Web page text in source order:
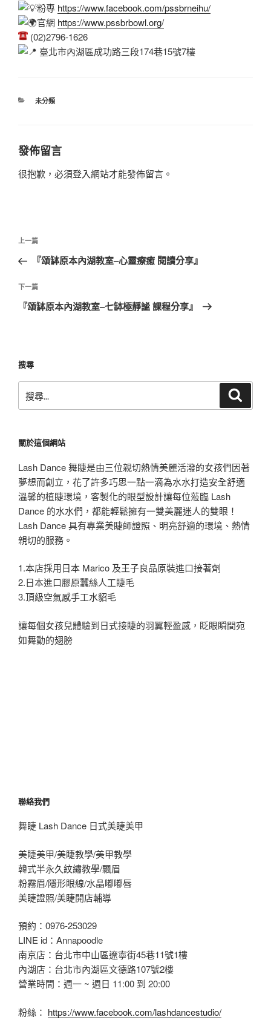
粉專 https://www.facebook.com/pssbrneihu/
官網 https://www.pssbrbowl.org/
(02)2796-1626
臺北市內湖區成功路三段174巷15號7樓
分
未分類
發佈留言
很抱歉，必須登入網站才能發佈留言。
文
導
覽
上
一
文
章
上一篇
『頌缽原本內湖教室–心靈療癒 閱讀分享』
下
一
下一篇
『頌缽原本內湖教室–七缽極靜謐 課程分享』
搜尋
尋
字:
關於這個網站
Lash Dance 舞睫是由三位親切熱情美麗活潑的女孩們因著
夢想而創立，花了許多巧思一點一滴為水水打造安全舒適
溫馨的植睫環境，客製化的眼型設計讓每位蒞臨 Lash
Dance 的水水們，都能輕鬆擁有一雙美麗迷人的雙眼！
Lash Dance 具有專業美睫師證照、明亮舒適的環境、熱情
親切的服務。
1.本店採用日本 Marico 及王子良品原裝進口接著劑
2.日本進口膠原蠶絲人工睫毛
3.頂級空氣感手工水貂毛
讓每個女孩兒體驗到日式接睫的羽翼輕盈感，眨眼瞬間宛
如舞動的翅膀
聯絡我們
舞睫 Lash Dance 日式美睫美甲
美睫美甲/美睫教學/美甲教學
韓式半永久紋繡教學/飄眉
粉霧眉/隱形眼線/水晶嘟嘟唇
美睫證照/美睫開店輔導
預約：0976-253029
LINE id：Annapoodle
南京店：台北市中山區遼寧街45巷11號1樓
內湖店：台北市內湖區文德路107號2樓
營業時間：週一 ~ 週日 11:00 到 20:00
粉絲： https://www.facebook.com/lashdancestudio/